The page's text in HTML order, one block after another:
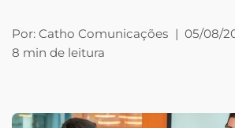
Por: Catho Comunicações | 05/08/
8 min de leitura